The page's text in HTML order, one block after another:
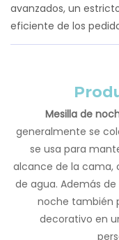
avanzados, un
eficiente de los
Mesilla de
generalmente se
se usa para
alcance de la cama,
de agua. Además
noche también
decorativo en